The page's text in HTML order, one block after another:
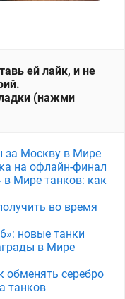
ей лайк, и не
(нажми
за Москву в Мире
на офлайн-финал
в Мире танков: как
во время
новые танки
в Мире
обменять серебро
танков